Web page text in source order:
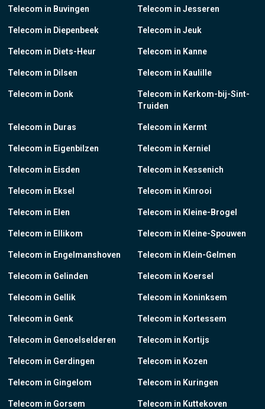
Telecom in Buvingen
Telecom in Diepenbeek
Telecom in Diets-Heur
Telecom in Dilsen
Telecom in Donk
Telecom in Duras
Telecom in Eigenbilzen
Telecom in Eisden
Telecom in Eksel
Telecom in Elen
Telecom in Ellikom
Telecom in Engelmanshoven
Telecom in Gelinden
Telecom in Gellik
Telecom in Genk
Telecom in Genoelselderen
Telecom in Gerdingen
Telecom in Gingelom
Telecom in Gorsem
Telecom in Jesseren
Telecom in Jeuk
Telecom in Kanne
Telecom in Kaulille
Telecom in Kerkom-bij-Sint-
Truiden
Telecom in Kermt
Telecom in Kerniel
Telecom in Kessenich
Telecom in Kinrooi
Telecom in Kleine-Brogel
Telecom in Kleine-Spouwen
Telecom in Klein-Gelmen
Telecom in Koersel
Telecom in Koninksem
Telecom in Kortessem
Telecom in Kortijs
Telecom in Kozen
Telecom in Kuringen
Telecom in Kuttekoven